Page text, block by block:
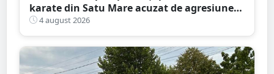
karate din Satu Mare acuzat de agresiune
intimă asupra unui minor
4 august 2026